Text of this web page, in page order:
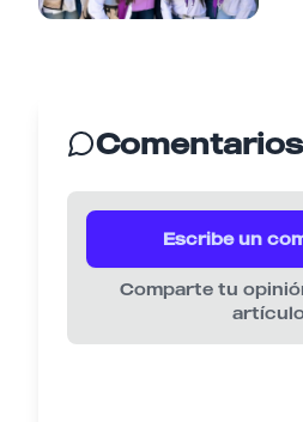
Escribe un
Comparte tu